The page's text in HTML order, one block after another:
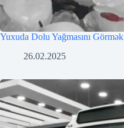
Yuxuda Dolu Yağmasını Görmək
26.02.2025